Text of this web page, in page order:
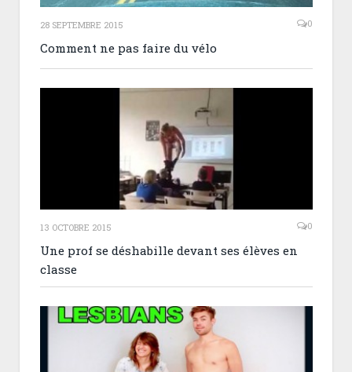
28 SEPTEMBRE 2015 0
Comment ne pas faire du vélo
13 OCTOBRE 2015 0
Une prof se déshabille devant ses élèves en
classe